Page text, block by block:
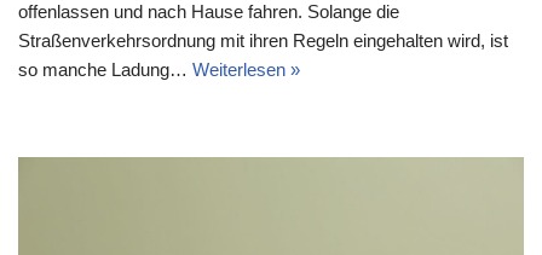
offenlassen und nach Hause fahren. Solange die
Straßenverkehrsordnung mit ihren Regeln eingehalten wird, ist
so manche Ladung… Weiterlesen »